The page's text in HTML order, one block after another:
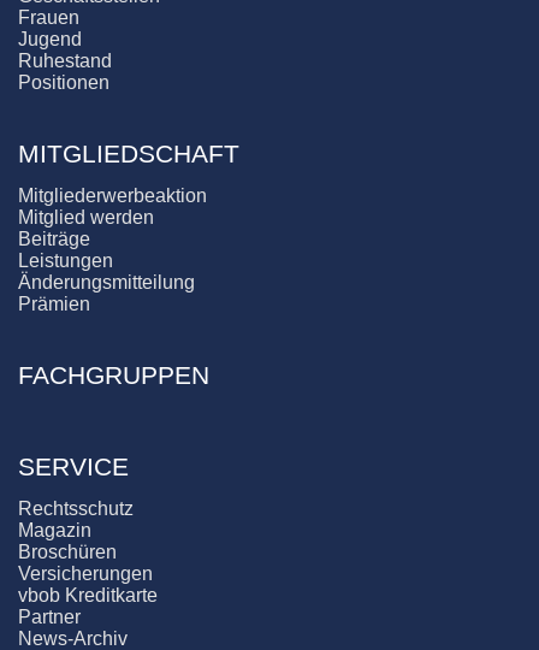
Frauen
Jugend
Ruhestand
Positionen
MITGLIEDSCHAFT
Mitgliederwerbeaktion
Mitglied werden
Beiträge
Leistungen
Änderungsmitteilung
Prämien
FACHGRUPPEN
SERVICE
Rechtsschutz
Magazin
Broschüren
Versicherungen
vbob Kreditkarte
Partner
News-Archiv